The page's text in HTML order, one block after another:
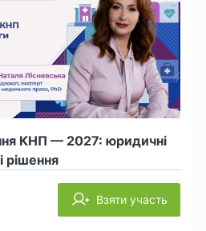
КНП — 2027: юридичні
рішення
Взяти участь